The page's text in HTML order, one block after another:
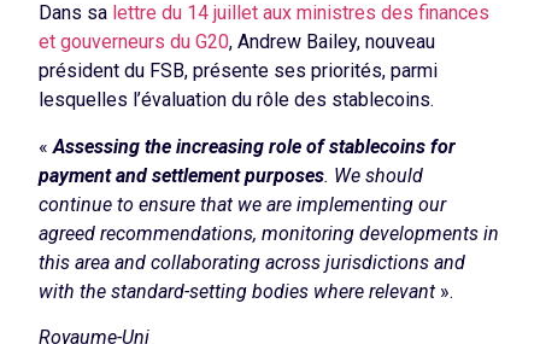
Dans sa lettre du 14 juillet aux ministres des finances
et gouverneurs du G20, Andrew Bailey, nouveau
président du FSB, présente ses priorités, parmi
lesquelles l’évaluation du rôle des stablecoins.
« Assessing the increasing role of stablecoins for
payment and settlement purposes. We should
continue to ensure that we are implementing our
agreed recommendations, monitoring developments in
this area and collaborating across jurisdictions and
with the standard-setting bodies where relevant ».
Royaume-Uni